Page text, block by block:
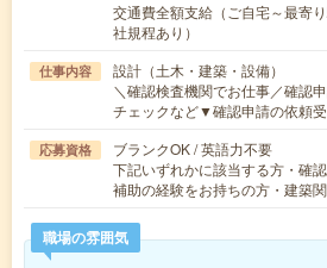
交通費全額支給（ご自宅～最寄
社規程あり）
仕事内容
設計（土木・建築・設備）
＼確認検査機関でお仕事／確認
チェックなど▼確認申請の依頼
応募資格
ブランクOK / 英語力不要
下記いずれかに該当する方・確
補助の経験をお持ちの方・建築
職場の雰囲気